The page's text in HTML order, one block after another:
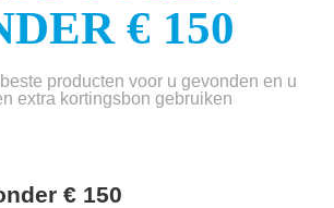
€ 150
producten voor u gevonden en u
extra kortingsbon gebruiken
€ 150